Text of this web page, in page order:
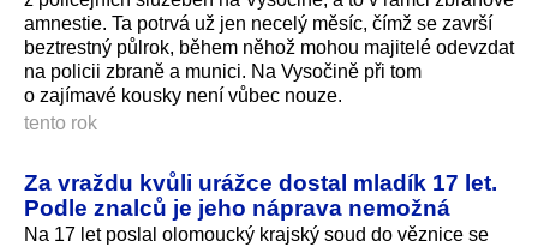
amnestie. Ta potrvá už jen necelý měsíc, čímž se završí
beztrestný půlrok, během něhož mohou majitelé odevzdat
na policii zbraně a munici. Na Vysočině při tom
o zajímavé kousky není vůbec nouze.
tento rok
Za vraždu kvůli urážce dostal mladík 17 let.
Podle znalců je jeho náprava nemožná
Na 17 let poslal olomoucký krajský soud do věznice se